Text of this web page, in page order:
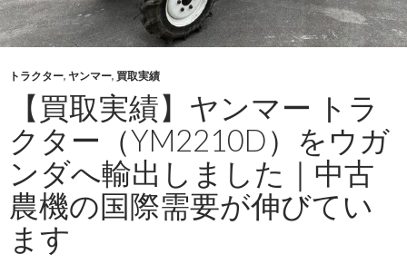
トラクター, ヤンマー, 買取実績
【買取実績】ヤンマー トラ
クター（YM2210D）をウガ
ンダへ輸出しました｜中古
農機の国際需要が伸びてい
ます